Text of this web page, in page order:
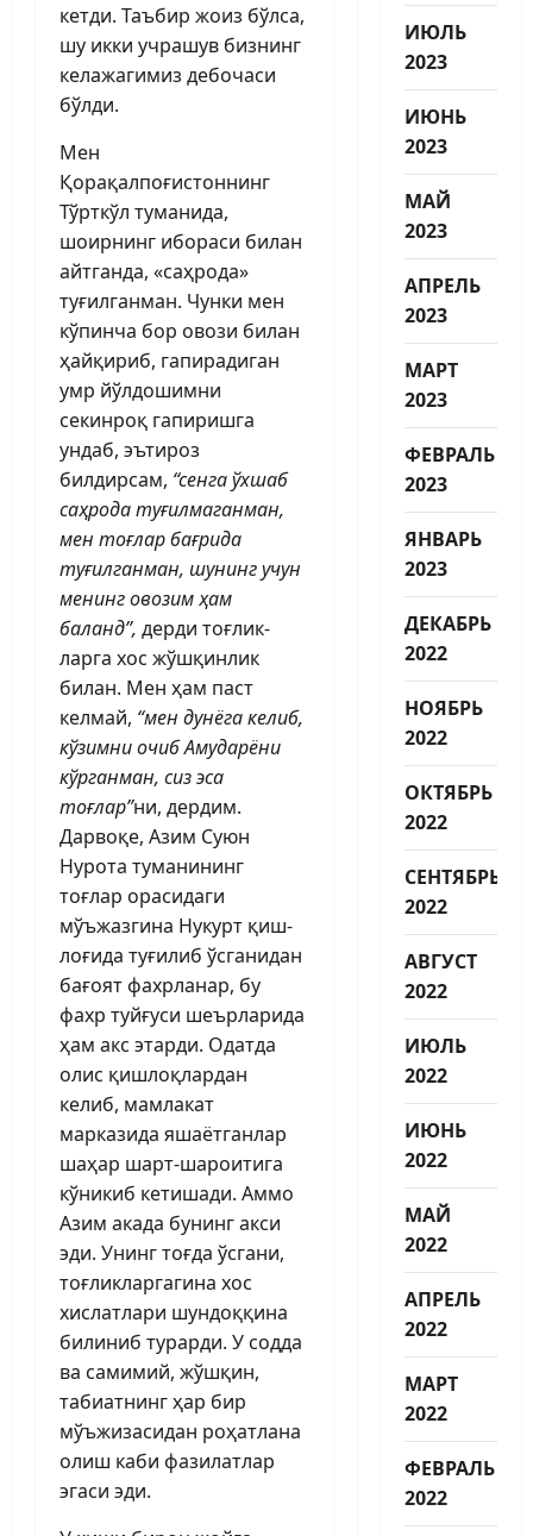
кетди. Таъбир жоиз бўлса,
шу икки учрашув бизнинг
келажагимиз дебочаси
бўлди.
Мен
Қорақалпоғистоннинг
Тўрткўл туманида,
шоирнинг ибораси билан
айт­ганда, «саҳрода»
туғилганман. Чунки мен
кўпинча бор овози билан
ҳайқириб, гапирадиган
умр йўлдошимни
секинроқ гапиришга
ундаб, эъти­роз
билдирсам, “сенга ўхшаб
саҳрода туғилмаганман,
мен тоғлар бағрида
туғилганман, шунинг учун
менинг овозим ҳам
баланд”, дерди тоғлик­
ларга хос жўшқинлик
билан. Мен ҳам паст
келмай, “мен дунёга келиб,
кўзимни очиб Амударёни
кўрганман, сиз эса
тоғлар”ни, дердим.
Дарвоқе, Азим Суюн
Нурота туманининг
тоғлар орасидаги
мўъжазгина Нукурт қиш­
лоғида туғилиб ўсганидан
бағоят фахрланар, бу
фахр туйғуси шеърларида
ҳам акс этарди. Одатда
олис қиш­лоқлардан
келиб, мамлакат
марказида яшаётганлар
шаҳар шарт-шароитига
кўникиб кетишади. Аммо
Азим акада бунинг акси
эди. Унинг тоғда ўсгани,
тоғликларгагина хос
хислатлари шундоққина
билиниб турарди. У содда
ва самимий, жўшқин,
табиатнинг ҳар бир
мўъжизасидан роҳатлана
олиш каби фазилатлар
эгаси эди.
ИЮЛЬ
2023
ИЮНЬ
2023
МАЙ
2023
АПРЕЛЬ
2023
МАРТ
2023
ФЕВРАЛЬ
2023
ЯНВАРЬ
2023
ДЕКАБРЬ
2022
НОЯБРЬ
2022
ОКТЯБРЬ
2022
СЕНТЯБРЬ
2022
АВГУСТ
2022
ИЮЛЬ
2022
ИЮНЬ
2022
МАЙ
2022
АПРЕЛЬ
2022
МАРТ
2022
ФЕВРАЛЬ
2022